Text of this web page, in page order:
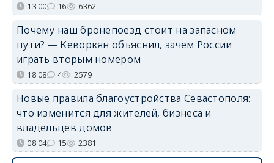
13:00 16 6362
Почему наш бронепоезд стоит на запасном
пути? — Кеворкян объяснил, зачем России
играть вторым номером
18:08 4 2579
Новые правила благоустройства Севастополя:
что изменится для жителей, бизнеса и
владельцев домов
08:04 15 2381